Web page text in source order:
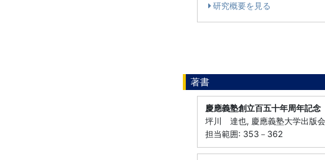
研究概要を見る
著書
慶應義塾創立百五十年周年記
坪川 達也, 慶應義塾大学出版
担当範囲: 353－362